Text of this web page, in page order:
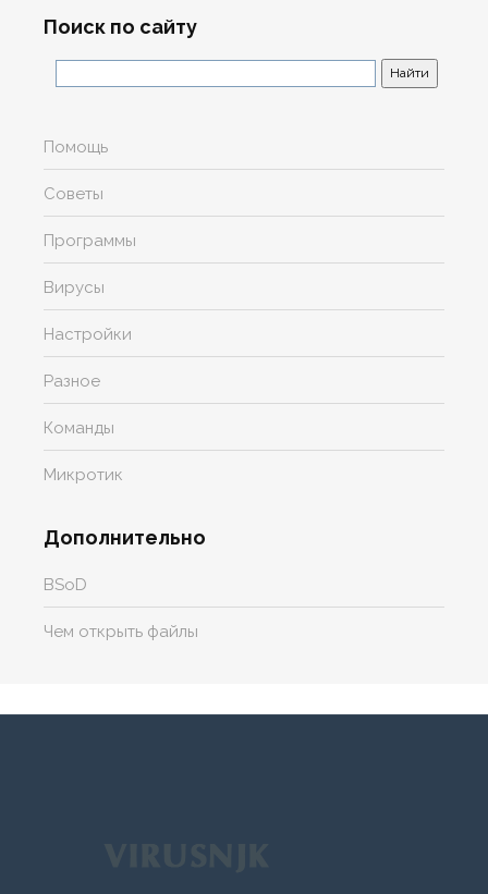
Поиск по сайту
Помощь
Советы
Программы
Вирусы
Настройки
Разное
Команды
Микротик
Дополнительно
BSoD
Чем открыть файлы